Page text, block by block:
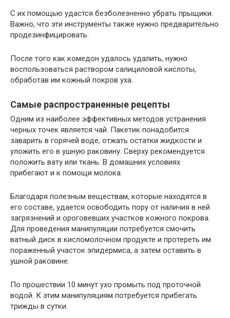
С их помощью удастся безболезненно убрать прыщики.
Важно, что эти инструменты также нужно предварительно
продезинфицировать.
После того как комедон удалось удалить, нужно
воспользоваться раствором салициловой кислоты,
обработав им кожный покров уха.
Самые распространенные рецепты
Одним из наиболее эффективных методов устранения
черных точек является чай. Пакетик понадобится
заварить в горячей воде, отжать остатки жидкости и
уложить его в ушную раковину. Сверху рекомендуется
положить вату или ткань. В домашних условиях
прибегают и к помощи молока.
Благодаря полезным веществам, которые находятся в
его составе, удается освободить пору от наличия в ней
загрязнений и ороговевших участков кожного покрова.
Для проведения манипуляции потребуется смочить
ватный диск в кисломолочном продукте и протереть им
пораженный участок эпидермиса, а затем оставить в
ушной раковине.
По прошествии 10 минут ухо промыть под проточной
водой. К этим манипуляциям потребуется прибегать
трижды в сутки.